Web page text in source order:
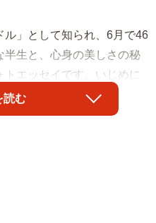
」として知られ、6月で46
半生と、心身の美しさの秘
エッセイです。いじめに
折、恋愛スキャンダル、
数々の困難や「崖っぷ
読む